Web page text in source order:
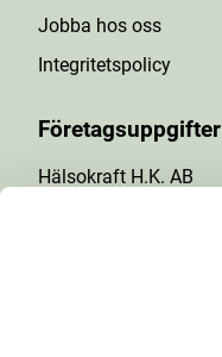
Jobba hos oss
Integritetspolicy
Företagsuppgifter
Hälsokraft H.K. AB